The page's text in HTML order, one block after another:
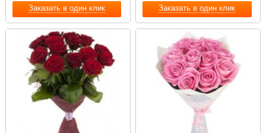
Заказать в один клик Заказать в один клик